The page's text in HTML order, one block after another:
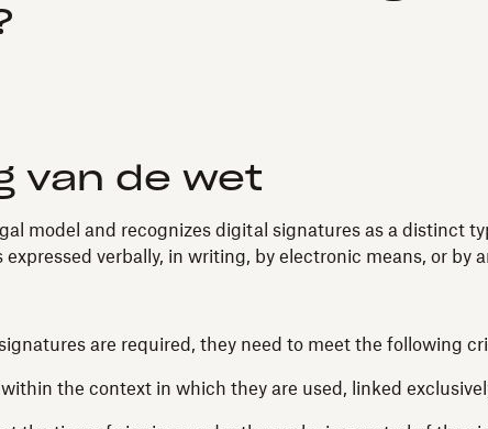
van de wet
model and recognizes digital signatures as a distinct
verbally, in writing, by electronic means, or by
are required, they need to meet the following
the context in which they are used, linked